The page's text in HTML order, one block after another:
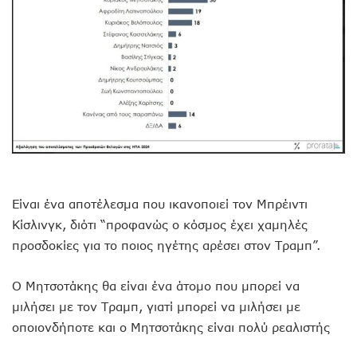
Είναι ένα αποτέλεσμα που ικανοποιεί τον Μπρέιντι
Κίσλινγκ, διότι “προφανώς ο κόσμος έχει χαμηλές
προσδοκίες για το ποιος ηγέτης αρέσει στον Τραμπ”.
Ο Μητσοτάκης θα είναι ένα άτομο που μπορεί να
μιλήσει με τον Τραμπ, γιατί μπορεί να μιλήσει με
οποιονδήποτε και ο Μητσοτάκης είναι πολύ ρεαλιστής